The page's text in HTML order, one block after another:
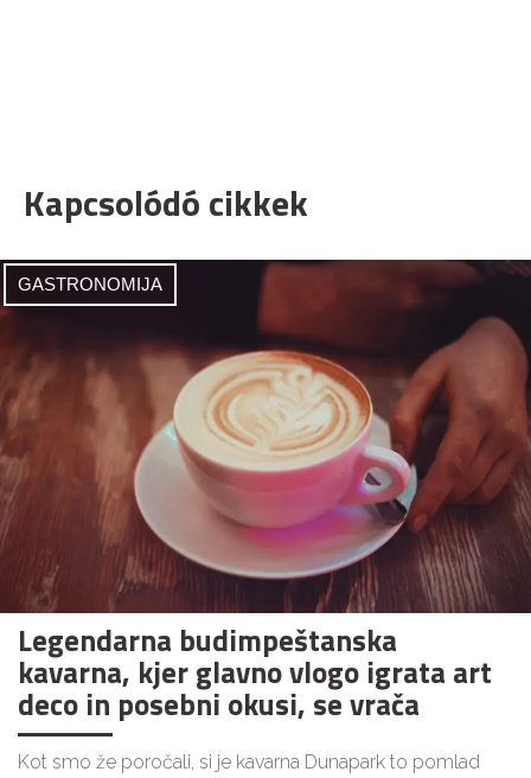
Kapcsolódó cikkek
GASTRONOMIJA
Legendarna budimpeštanska
kavarna, kjer glavno vlogo igrata art
deco in posebni okusi, se vrača
Kot smo že poročali, si je kavarna Dunapark to pomlad